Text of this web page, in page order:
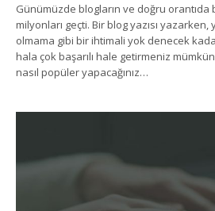
Günümüzde blogların ve doğru orantıda
milyonları geçti. Bir blog yazısı yazarken,
olmama gibi bir ihtimali yok denecek
hala çok başarılı hale getirmeniz
nasıl popüler yapacağınız…